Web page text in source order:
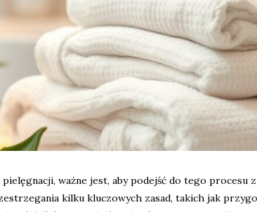
ważne jest, aby podejść do tego procesu
kilku kluczowych zasad, takich jak